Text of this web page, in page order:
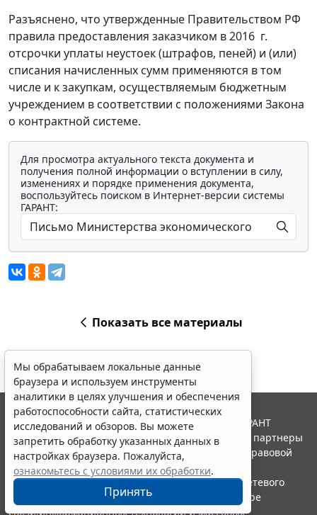
Разъяснено, что утвержденные Правительством РФ
правила предоставления заказчиком в 2016 г.
отсрочки уплаты неустоек (штрафов, пеней) и (или)
списания начисленных сумм применяются в том
числе и к закупкам, осуществляемым бюджетным
учреждением в соответствии с положениями Закона
о контрактной системе.
Для просмотра актуального текста документа и
получения полной информации о вступлении в силу,
изменениях и порядке применения документа,
воспользуйтесь поиском в Интернет-версии системы
ГАРАНТ:
Показать все материалы
Мы обрабатываем локальные данные
браузера и используем инструменты
аналитики в целях улучшения и обеспечения
работоспособности сайта, статистических
исследований и обзоров. Вы можете
запретить обработку указанных данных в
настройках браузера. Пожалуйста,
ознакомьтесь с условиями их обработки.
Принять
© ООО "НПП "ГАРАНТ-СЕРВИС", 2026. Система ГАРАНТ
выпускается с 1990 года. Компания "Гарант" и ее партнеры
являются участниками Российской ассоциации правовой
информации ГАРАНТ.
Портал ГАРАНТ.РУ зарегистрирован в качестве сетевого
издания Федеральной службой по надзору в сфере
связи,информационных технологий и массовых